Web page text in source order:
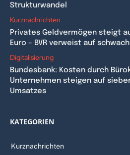
Strukturwandel
Kurznachrichten
Privates Geldvermögen steigt
Euro – BVR verweist auf
Digitalisierung
Bundesbank: Kosten durch
Unternehmen steigen auf
Umsatzes
KATEGORIEN
Kurznachrichten